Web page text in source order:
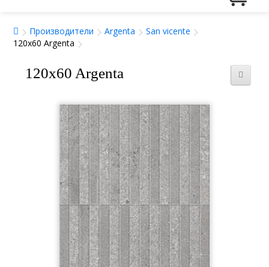
Производители Argenta
San vicente
120x60 Argenta
120x60 Argenta